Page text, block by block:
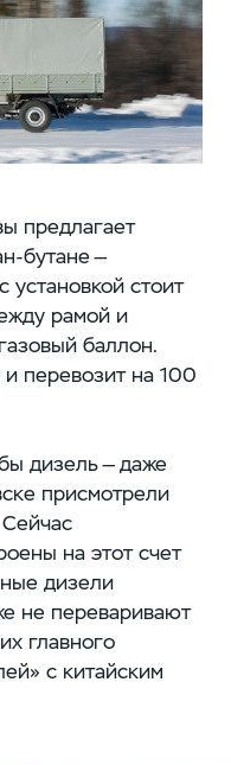
предлагает
бутане —
установкой стоит
рамой и
баллон.
перевозит на 100
дизель — даже
присмотрели
Сейчас
на этот счет
дизели
не переваривают
главного
с китайским